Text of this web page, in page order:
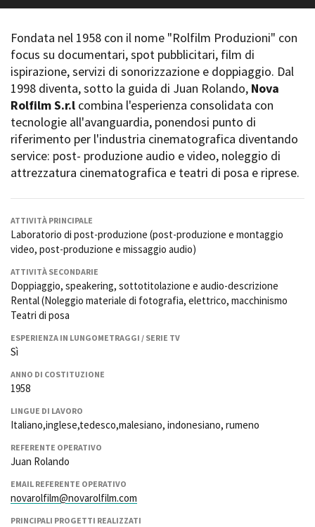
Storia della Fondazione
La sede
Partner
Rete regionale
Bilancio sociale
Amministrazione
trasparente
Bandi e gare
Sostenibilità ambientale
Location scouting
Spazi nella sede FCTP
Sala Casting
Sala Paolo Tenna
FILM FUNDS
Piemonte Film Tv Fund
Piemonte Film Tv
Piemonte Doc Film Fund
Short Film Fund
PRODUCTION GUIDE
Strutture di servizio
Attrici-Attori
Beginners
TFI Torino Film Industry -
Avenue Cove - Erasmus +
Guarda che storia!
La Grazia - Immagini e
location della Torino di Paolo
Sorrentino
Open Day
Ciak in TOur!
FESTIVAL, MARKETS,
AWARDS
Filmfestspiele Berlin
Festival de Cannes
Industry Days
Locarno Film Festival
Toronto International Film
Nastri d’Argento
Fondata nel 1958 con il nome "Rolfilm Produzioni" con
focus su documentari, spot pubblicitari, film di
ispirazione, servizi di sonorizzazione e doppiaggio. Dal
1998 diventa, sotto la guida di Juan Rolando, Nova
Rolfilm S.r.l combina l'esperienza consolidata con
tecnologie all'avanguardia, ponendosi punto di
riferimento per l'industria cinematografica diventando
service: post- produzione audio e video, noleggio di
attrezzatura cinematografica e teatri di posa e riprese.
ATTIVITÀ PRINCIPALE
Laboratorio di post-produzione (post-produzione e montaggio
video, post-produzione e missaggio audio)
ATTIVITÀ SECONDARIE
Doppiaggio, speakering, sottotitolazione e audio-descrizione
Rental (Noleggio materiale di fotografia, elettrico, macchinismo
Teatri di posa
ESPERIENZA IN LUNGOMETRAGGI / SERIE TV
Sì
ANNO DI COSTITUZIONE
1958
LINGUE DI LAVORO
Italiano,inglese,tedesco,malesiano, indonesiano, rumeno
REFERENTE OPERATIVO
Juan Rolando
EMAIL REFERENTE OPERATIVO
novarolfilm@novarolfilm.com
PRINCIPALI PROGETTI REALIZZATI